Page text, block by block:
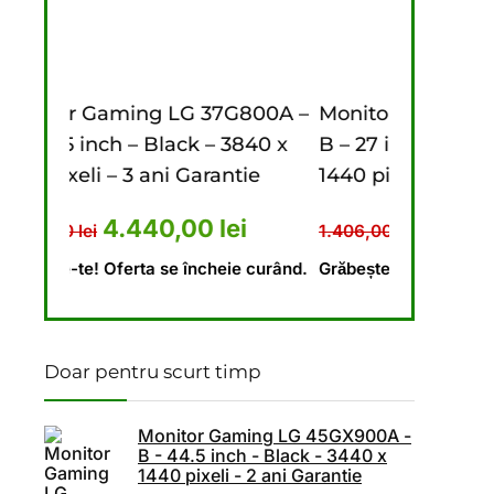
lei.
–
a fost: 5.476,00 lei.
Prețul curent este: 4.440,00 lei.
curând.
Monitor Gaming LG 27G610A –
B – 27 inch – Black – 2560 x
1440 pixeli – 2 ani Garantie
1.406,00lei Prețul inițial a fost:
1.110,00 Prețul curent
Grăbește-te! Oferta se încheie curând.
Doar pentru scurt timp
Monitor Gaming LG 45GX900A -
B - 44.5 inch - Black - 3440 x
1440 pixeli - 2 ani Garantie